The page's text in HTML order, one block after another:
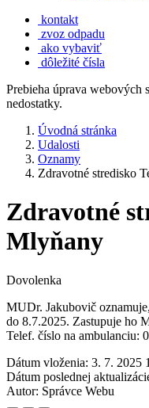
kontakt
zvoz odpadu
ako vybaviť
dôležité čísla
Prebieha úprava webových
nedostatky.
Úvodná stránka
Udalosti
Oznamy
Zdravotné stredisko
Zdravotné
Mlyňany
Dovolenka
MUDr. Jakubovič
do 8.7.2025. Zastupuje ho
Telef. číslo na ambulanciu:
Dátum vloženia: 3. 7. 2025
Dátum poslednej
Autor: Správce Webu